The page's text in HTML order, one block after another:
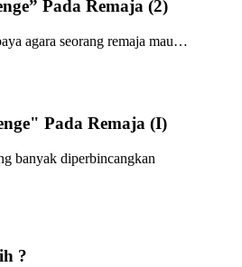
Pada Remaja (2)
agara seorang remaja mau…
Pada Remaja (I)
banyak diperbincangkan
?